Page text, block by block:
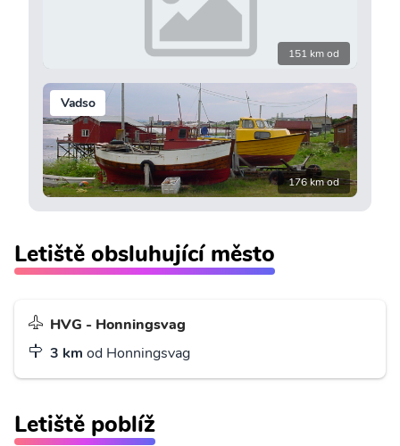
151 km od
Vadso
176 km od
Letiště obsluhující město
HVG - Honningsvag
3 km od Honningsvag
Letiště poblíž